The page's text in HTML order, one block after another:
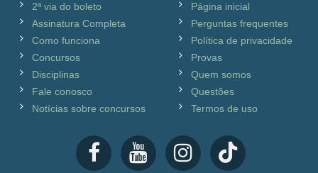
2ª via do boleto
Assinatura Completa
Como funciona
Concursos
Disciplinas
Fale conosco
Notícias sobre concursos
Página inicial
Perguntas frequentes
Política de privacidade
Provas
Quem somos
Questões
Termos de uso